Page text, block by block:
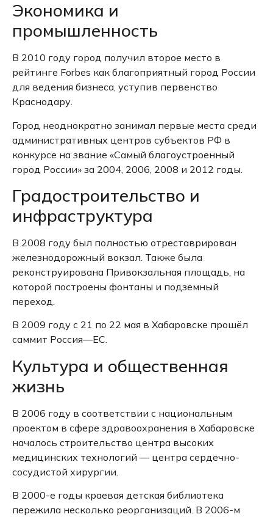
Экономика и
промышленность
В 2010 году город получил второе место в
рейтинге Forbes как благоприятный город России
для ведения бизнеса, уступив первенство
Краснодару.
Город неоднократно занимал первые места среди
административных центров субъектов РФ в
конкурсе на звание «Самый благоустроенный
город России» за 2004, 2006, 2008 и 2012 годы.
Градостроительство и
инфраструктура
В 2008 году был полностью отреставрирован
железнодорожный вокзал. Также была
реконструирована Привокзальная площадь, на
которой построены фонтаны и подземный
переход.
В 2009 году с 21 по 22 мая в Хабаровске прошёл
саммит Россия—ЕС.
Культура и общественная
жизнь
В 2006 году в соответствии с национальным
проектом в сфере здравоохранения в Хабаровске
началось строительство центра высоких
медицинских технологий — центра сердечно-
сосудистой хирургии.
В 2000-е годы краевая детская библиотека
пережила несколько реорганизаций. В 2006-м